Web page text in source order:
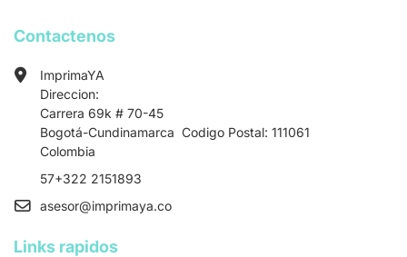
Contactenos
ImprimaYA
Direccion:
Carrera 69k # 70-45
Bogotá-Cundinamarca Codigo Postal: 111061
Colombia
57+322 2151893
asesor@imprimaya.co
Links rapidos